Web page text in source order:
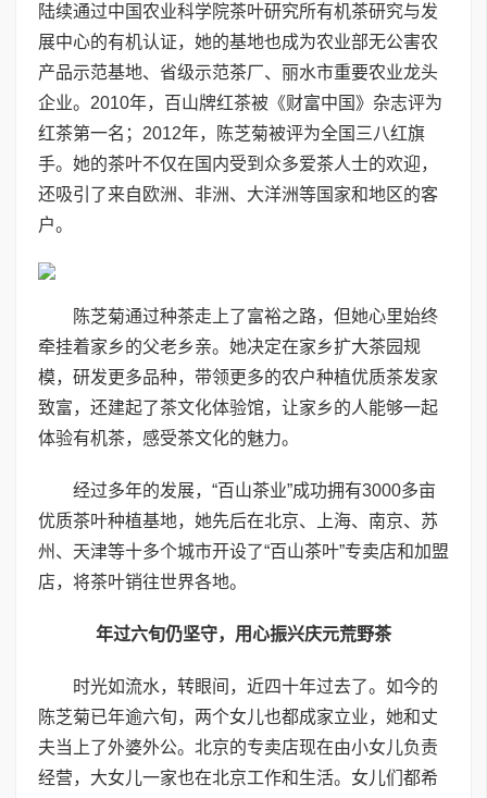
陆续通过中国农业科学院茶叶研究所有机茶研究与发
展中心的有机认证，她的基地也成为农业部无公害农
产品示范基地、省级示范茶厂、丽水市重要农业龙头
企业。2010年，百山牌红茶被《财富中国》杂志评为
红茶第一名；2012年，陈芝菊被评为全国三八红旗
手。她的茶叶不仅在国内受到众多爱茶人士的欢迎，
还吸引了来自欧洲、非洲、大洋洲等国家和地区的客
户。
陈芝菊通过种茶走上了富裕之路，但她心里始终
牵挂着家乡的父老乡亲。她决定在家乡扩大茶园规
模，研发更多品种，带领更多的农户种植优质茶发家
致富，还建起了茶文化体验馆，让家乡的人能够一起
体验有机茶，感受茶文化的魅力。
经过多年的发展，“百山茶业”成功拥有3000多亩
优质茶叶种植基地，她先后在北京、上海、南京、苏
州、天津等十多个城市开设了“百山茶叶”专卖店和加盟
店，将茶叶销往世界各地。
年过六旬仍坚守，用心振兴庆元荒野茶
时光如流水，转眼间，近四十年过去了。如今的
陈芝菊已年逾六旬，两个女儿也都成家立业，她和丈
夫当上了外婆外公。北京的专卖店现在由小女儿负责
经营，大女儿一家也在北京工作和生活。女儿们都希